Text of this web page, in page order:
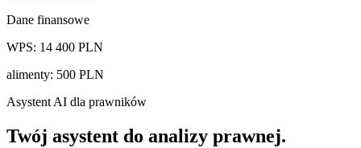
Dane finansowe
WPS: 14 400 PLN
alimenty: 500 PLN
Asystent AI dla prawników
Twój asystent do analizy prawnej.